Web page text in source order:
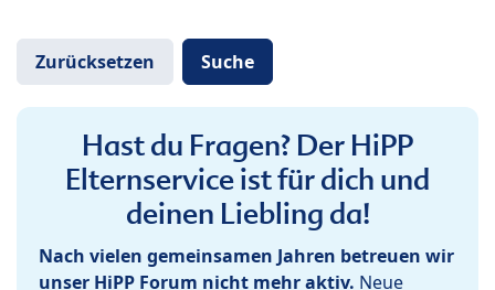
Hast du Fragen? Der HiPP
Elternservice ist für dich und
deinen Liebling da!
Nach vielen gemeinsamen Jahren betreuen wir
unser HiPP Forum nicht mehr aktiv. Neue